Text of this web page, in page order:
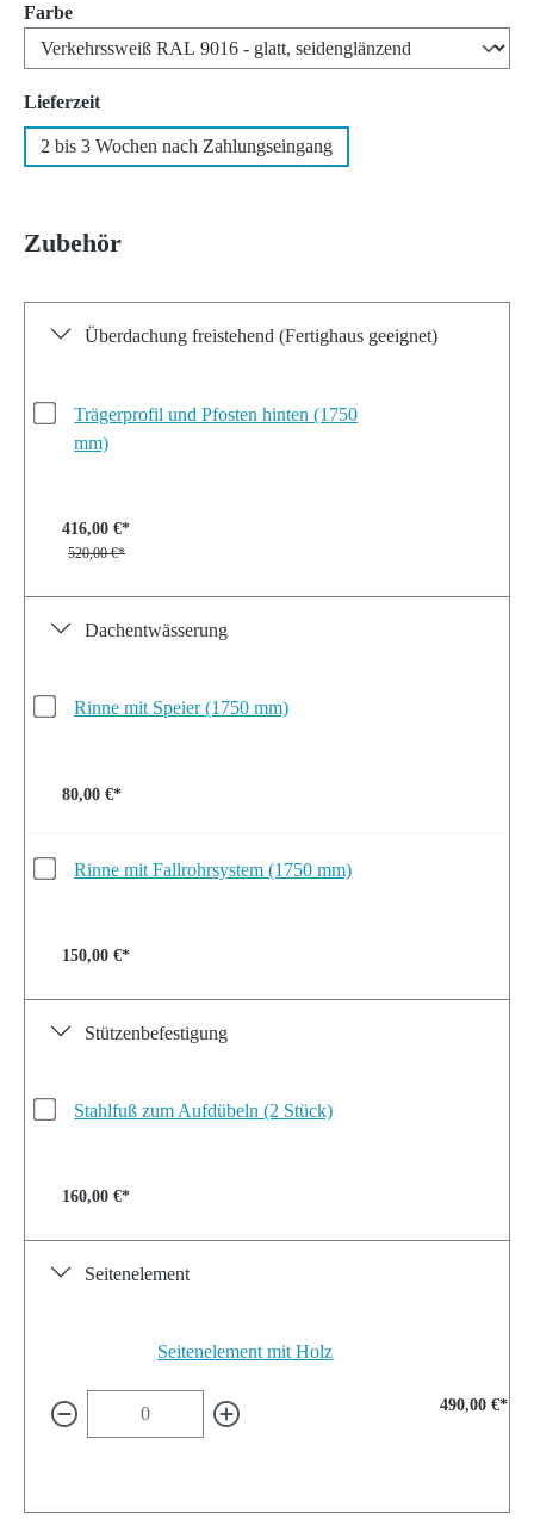
Farbeauswählen
Lieferzeitauswählen
2 bis 3 Wochen nach Zahlungseingang
Zubehör
Überdachung freistehend (Fertighaus geeignet)
Trägerprofil und Pfosten hinten (1750
mm)
416,00 €*
520,00 €*
Dachentwässerung
Rinne mit Speier (1750 mm)
80,00 €*
Rinne mit Fallrohrsystem (1750 mm)
150,00 €*
Stützenbefestigung
Stahlfuß zum Aufdübeln (2 Stück)
160,00 €*
Seitenelement
Seitenelement mit Holz
490,00 €*